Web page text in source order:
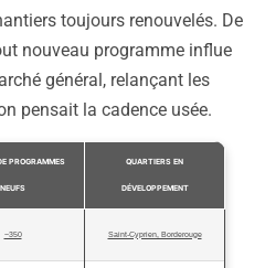
toujours renouvelés. De
nouveau programme influe
général, relançant les
pensait la cadence usée.
PROGRAMMES
NEUFS
QUARTIERS EN
DÉVELOPPEMENT
~350 Saint-Cyprien, Borderouge